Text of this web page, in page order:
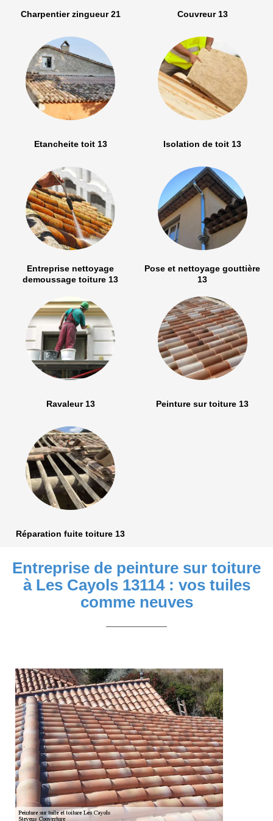
Charpentier zingueur 21 Couvreur 13
Etancheite toit 13 Isolation de toit 13
Entreprise nettoyage
demoussage toiture 13
Pose et nettoyage gouttière
13
Ravaleur 13 Peinture sur toiture 13
Réparation fuite toiture 13
Entreprise de peinture sur toiture
à Les Cayols 13114 : vos tuiles
comme neuves